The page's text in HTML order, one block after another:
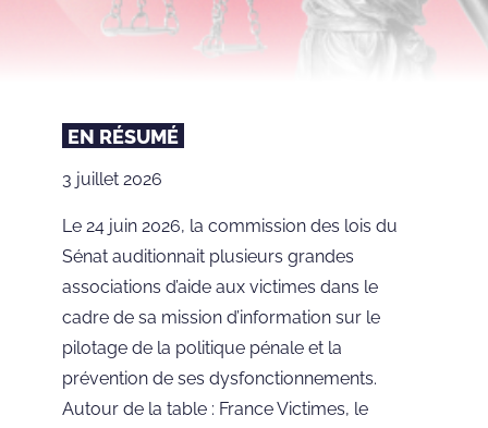
EN RÉSUMÉ
3 juillet 2026
Le 24 juin 2026, la commission des lois du
Sénat auditionnait plusieurs grandes
associations d’aide aux victimes dans le
cadre de sa mission d’information sur le
pilotage de la politique pénale et la
prévention de ses dysfonctionnements.
Autour de la table : France Victimes, le